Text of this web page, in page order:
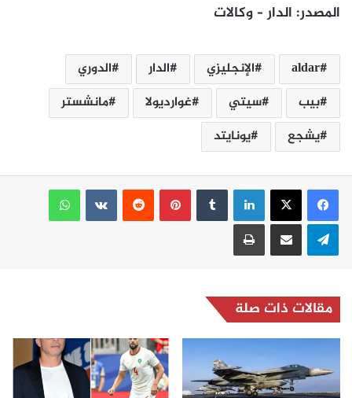
المصدر: الدار – وكالات
aldar الإنجليزي الدار
الدوري
بيب
سيتي غوارديولا
مانشستر
يشجع
يونايتد
لينكدإن بينتيريست
واتساب
تيلقرام مشاركة عبر البريد طباعة
مقالات ذات صلة